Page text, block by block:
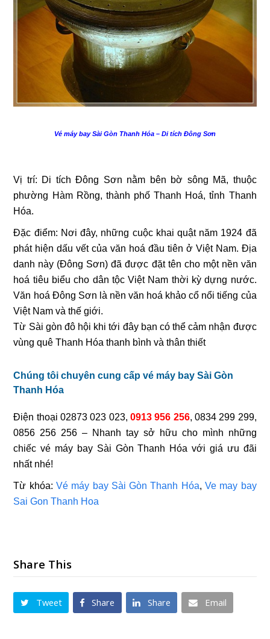
Vé máy bay Sài Gòn Thanh Hóa – Di tích Đông Sơn
Vị trí: Di tích Đông Sơn nằm bên bờ sông Mã, thuộc
phường Hàm Rồng, thành phố Thanh Hoá, tỉnh Thanh
Hóa.
Đặc điểm: Nơi đây, những cuộc khai quật năm 1924 đã
phát hiện dấu vết của văn hoá đầu tiên ở Việt Nam. Địa
danh này (Đông Sơn) đã được đặt tên cho một nền văn
hoá tiêu biểu cho dân tộc Việt Nam thời kỳ dựng nước.
Văn hoá Đông Sơn là nền văn hoá khảo cổ nổi tiếng của
Việt Nam và thế giới.
Từ Sài gòn đô hội khi tới đây bạn có thể cảm nhận được
vùng quê Thanh Hóa thanh bình và thân thiết
Chúng tôi chuyên cung cấp vé máy bay Sài Gòn
Thanh Hóa
Điện thoại02873 023 023,0913 956 256, 0834 299 299,
0856 256 256 – Nhanh tay sở hữu cho mình những
chiếcvé máy bay Sài Gòn Thanh Hóa với giá ưu đãi
nhất nhé!
Từ khóa: Vé máy bay Sài Gòn Thanh Hóa,Ve may bay
Sai Gon Thanh Hoa
Share This
Tweet Share Share Email